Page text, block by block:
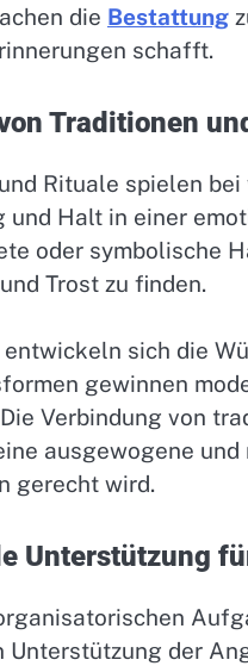
die Bestattung
schafft.
Traditionen
Rituale spielen
und Halt in einer
oder symbolische
Trost zu finden.
sich die
gewinnen
Verbindung von
ausgewogene
gerecht wird.
Unterstützung
Unterstützung der